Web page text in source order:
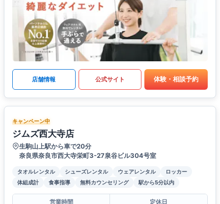
店舗情報 公式サイト 体験・相談予約
キャンペーン中
ジムズ西大寺店
生駒山上駅から車で20分
奈良県奈良市西大寺栄町3-27泉谷ビル304号室
タオルレンタル シューズレンタル ウェアレンタル
ロッカー
体組成計
食事指導 無料カウンセリング 駅から5分以内
営業時間 定休日